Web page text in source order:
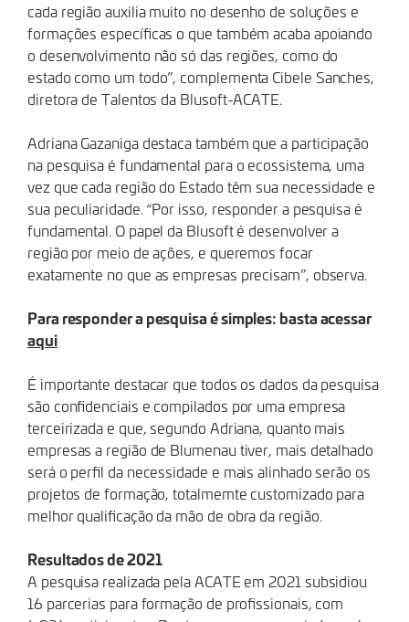
cada região auxilia muito no desenho de soluções e
formações específicas o que também acaba apoiando
o desenvolvimento não só das regiões, como do
estado como um todo”, complementa Cibele Sanches,
diretora de Talentos da Blusoft-ACATE.
Adriana Gazaniga destaca também que a participação
na pesquisa é fundamental para o ecossistema, uma
vez que cada região do Estado têm sua necessidade e
sua peculiaridade. “Por isso, responder a pesquisa é
fundamental. O papel da Blusoft é desenvolver a
região por meio de ações, e queremos focar
exatamente no que as empresas precisam”, observa.
Para responder a pesquisa é simples: basta acessar
aqui
É importante destacar que todos os dados da pesquisa
são confidenciais e compilados por uma empresa
terceirizada e que, segundo Adriana, quanto mais
empresas a região de Blumenau tiver, mais detalhado
será o perfil da necessidade e mais alinhado serão os
projetos de formação, totalmemte customizado para
melhor qualificação da mão de obra da região.
Resultados de 2021
A pesquisa realizada pela ACATE em 2021 subsidiou
16 parcerias para formação de profissionais, com